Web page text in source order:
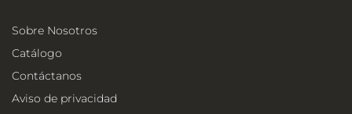
Sobre Nosotros
Catálogo
Contáctanos
Aviso de privacidad